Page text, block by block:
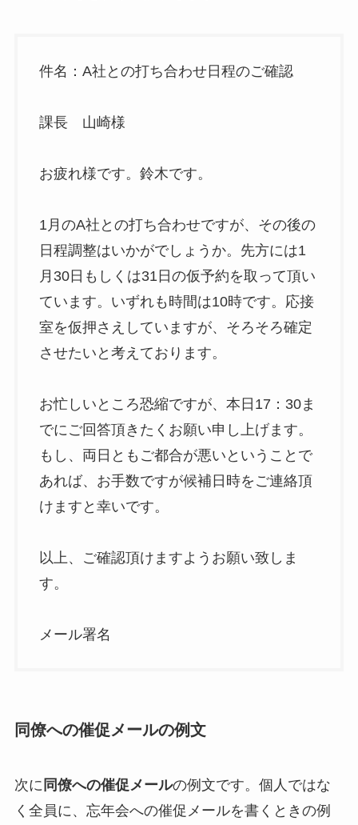
件名：A社との打ち合わせ日程のご確認
課長 山崎様
お疲れ様です。鈴木です。
1月のA社との打ち合わせですが、その後の
日程調整はいかがでしょうか。先方には1
月30日もしくは31日の仮予約を取って頂い
ています。いずれも時間は10時です。応接
室を仮押さえしていますが、そろそろ確定
させたいと考えております。
お忙しいところ恐縮ですが、本日17：30ま
でにご回答頂きたくお願い申し上げます。
もし、両日ともご都合が悪いということで
あれば、お手数ですが候補日時をご連絡頂
けますと幸いです。
以上、ご確認頂けますようお願い致しま
す。
メール署名
同僚への催促メールの例文
次に 同僚への催促メールの例文です。個人ではな
く全員に、忘年会への催促メールを書くときの例